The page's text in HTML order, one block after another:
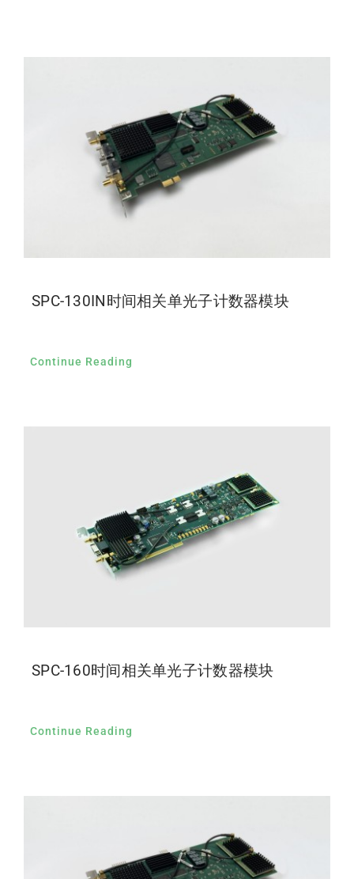
SPC-130IN时间相关单光子计数器模块
Continue Reading
SPC-160时间相关单光子计数器模块
Continue Reading